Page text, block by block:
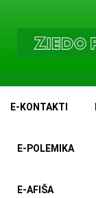
E-KONTAKTI
E-POLEMIKA
E-AFIŠA